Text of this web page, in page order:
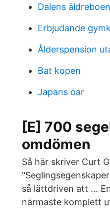
Dalens
Erbjudande
Ålderspension
Bat kopen
Japans öar
[E] 700
omdömen
Så här skriver Curt
så lättdriven att …
närmaste komplett